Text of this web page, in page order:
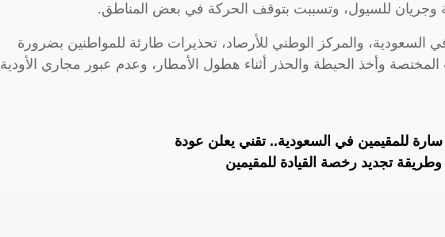
للسيول، وتسببت بتوقف الحركة في بعض المناطق.
السعودية، والمركز الوطني للأرصاد، تحذيرات طارئة للمواطنين بضرورة
المختصة وأخذ الحيطة والحذر أثناء هطول الأمطار، وعدم عبور مجاري الأودية
للمقيمين في السعودية.. تقني يعلن عودة
تجديد رخصة القيادة للمقيمين